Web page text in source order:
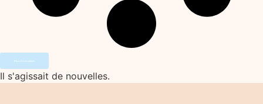
Plus d'actualités
Il s'agissait de nouvelles.